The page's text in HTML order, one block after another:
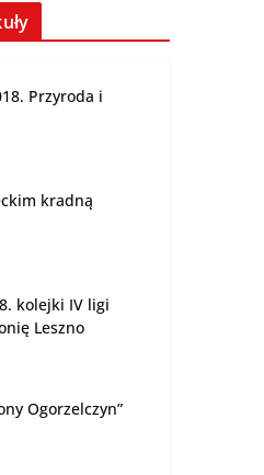
Przyroda i
kradną
kolejki IV ligi
Leszno
Ogorzelczyn”